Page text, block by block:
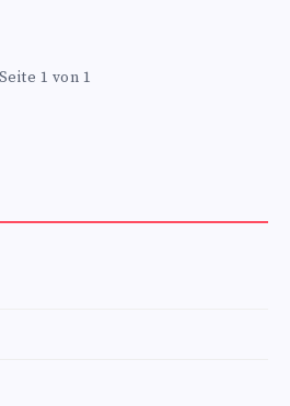
Seite 1 von 1